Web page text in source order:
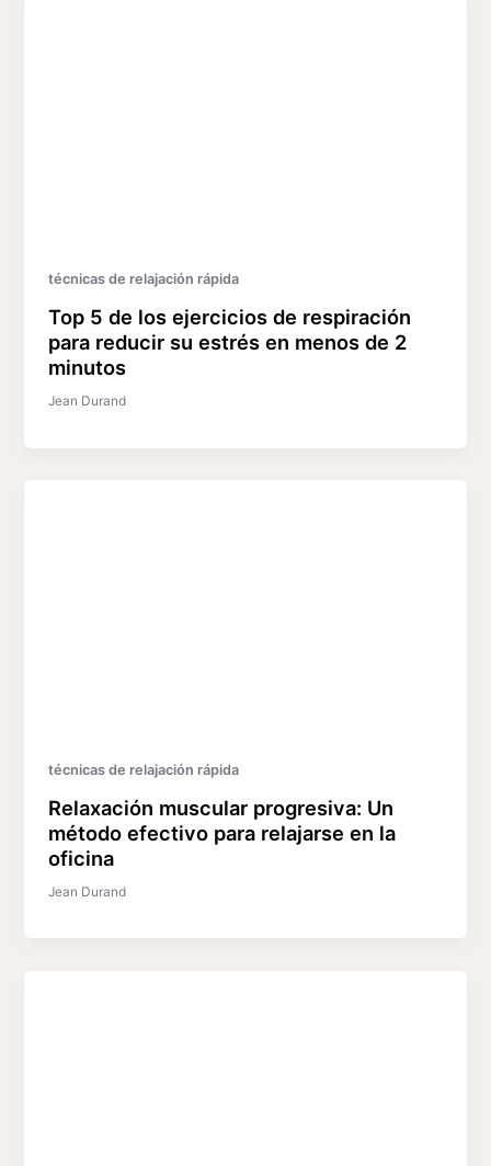
técnicas de relajación rápida
Top 5 de los ejercicios de respiración
para reducir su estrés en menos de 2
minutos
Jean Durand
técnicas de relajación rápida
Relaxación muscular progresiva: Un
método efectivo para relajarse en la
oficina
Jean Durand